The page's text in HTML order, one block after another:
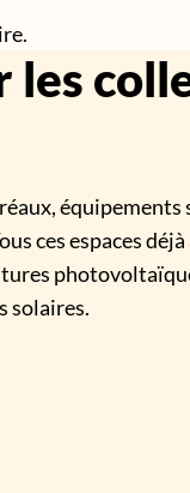
les
ces espaces
solaires.